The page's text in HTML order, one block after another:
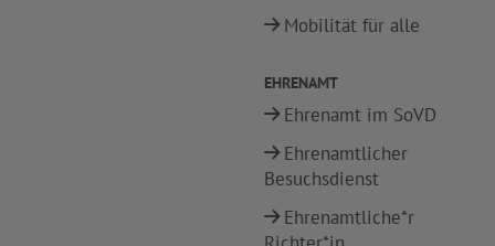
Mobilität für alle
EHRENAMT
Ehrenamt im SoVD
Ehrenamtlicher
Besuchsdienst
Ehrenamtliche*r